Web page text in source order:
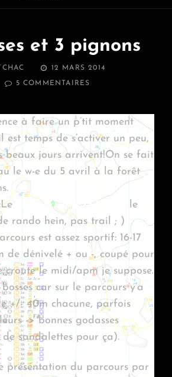
et 3 pignons
POSTED
ON
12 MARS 2014
5 COMMENTAIRES
ET
PIGNONS
à faire un p’tit moment
est temps de s’activer un peu,
beaux jours arrivent!On se fait
le w-e du 5 avril à la forêt
parcours des 25 bosses
le
rando hein, pas trail ; )
est assez sportif: 16-17
de dénivelé + ou -, coupé pour
croute le midi/apm je suppose.
car sur le parcours y’a
+/- 40m chacune, parfois
-> bonnes godasses
de sandalettes pour ça).
présentation du parcours par